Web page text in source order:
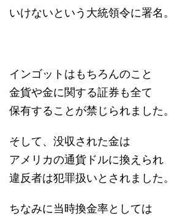
いけないという大統領令に署名。
インゴットはもちろんのこと
金貨や金に関する証券も全て
保有することが禁じられました。
そして、没収された金は
アメリカの通貨ドルに換えられ
違反者は犯罪扱いとされました。
ちなみに当時換金率としては